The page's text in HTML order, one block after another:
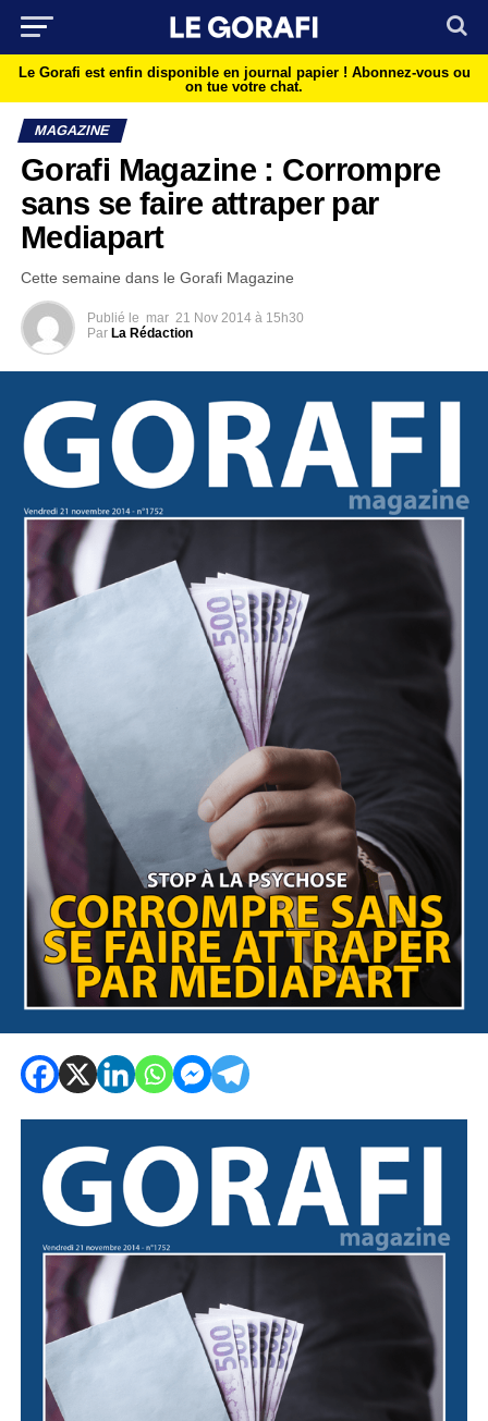
Le Gorafi est enfin disponible en journal papier ! Abonnez-vous ou
on tue votre chat.
MAGAZINE
Gorafi Magazine : Corrompre
sans se faire attraper par
Mediapart
Cette semaine dans le Gorafi Magazine
Publié le mar 21 Nov 2014 à 15h30
Par La Rédaction